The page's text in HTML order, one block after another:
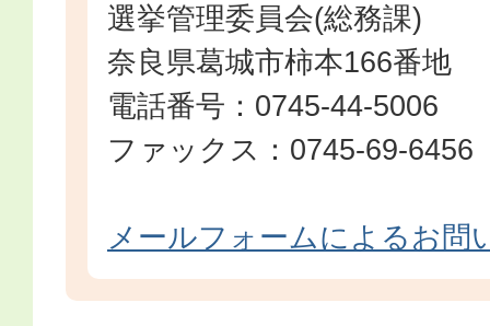
選挙管理委員会(総務課)
奈良県葛城市柿本166番地
電話番号：0745-44-5006
ファックス：0745-69-6456
メールフォームによるお問